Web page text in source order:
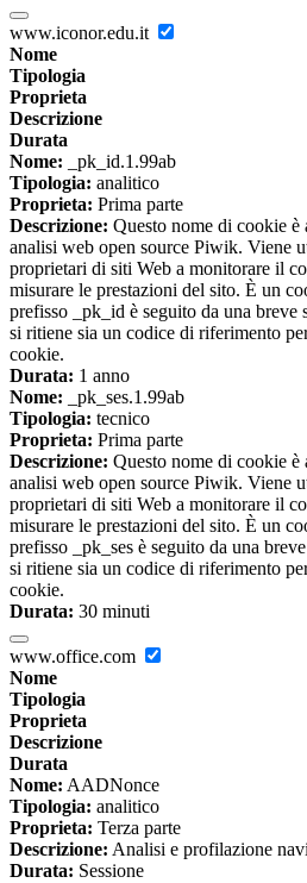
www.iconor.edu.it
Nome
Tipologia
Proprieta
Descrizione
Durata
Nome: _pk_id.1.99ab
Tipologia: analitico
Proprieta: Prima parte
Descrizione: Questo nome di cookie è
analisi web open source Piwik. Viene
proprietari di siti Web a monitorare il
misurare le prestazioni del sito. È un
prefisso _pk_id è seguito da una breve
si ritiene sia un codice di riferimento
cookie.
Durata: 1 anno
Nome: _pk_ses.1.99ab
Tipologia: tecnico
Proprieta: Prima parte
Descrizione: Questo nome di cookie è
analisi web open source Piwik. Viene
proprietari di siti Web a monitorare il
misurare le prestazioni del sito. È un
prefisso _pk_ses è seguito da una
si ritiene sia un codice di riferimento
cookie.
Durata: 30 minuti
www.office.com
Nome
Tipologia
Proprieta
Descrizione
Durata
Nome: AADNonce
Tipologia: analitico
Proprieta: Terza parte
Descrizione: Analisi e profilazione
Durata: Sessione